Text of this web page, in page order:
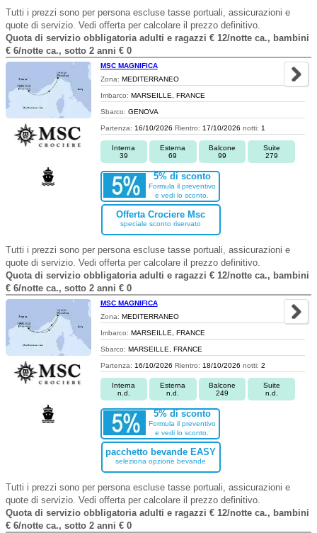
Tutti i prezzi sono per persona escluse tasse portuali, assicurazioni e
quote di servizio. Vedi offerta per calcolare il prezzo definitivo.
Quota di servizio obbligatoria adulti e ragazzi € 12/notte ca., bambini
€ 6/notte ca., sotto 2 anni € 0
MSC MAGNIFICA
Zona: MEDITERRANEO
Imbarco: MARSEILLE, FRANCE
Sbarco: GENOVA
Partenza: 16/10/2026 Rientro: 17/10/2026 notti: 1
Interna
39
Esterna
69
Balcone
99
Suite
279
5% di sconto
Formula il preventivo
e vedi lo sconto.
Offerta Crociere Msc
speciale sconto riservato
Tutti i prezzi sono per persona escluse tasse portuali, assicurazioni e
quote di servizio. Vedi offerta per calcolare il prezzo definitivo.
Quota di servizio obbligatoria adulti e ragazzi € 12/notte ca., bambini
€ 6/notte ca., sotto 2 anni € 0
MSC MAGNIFICA
Zona: MEDITERRANEO
Imbarco: MARSEILLE, FRANCE
Sbarco: MARSEILLE, FRANCE
Partenza: 16/10/2026 Rientro: 18/10/2026 notti: 2
Interna
n.d.
Esterna
n.d.
Balcone
249
Suite
n.d.
5% di sconto
Formula il preventivo
e vedi lo sconto.
pacchetto bevande EASY
seleziona opzione bevande
Tutti i prezzi sono per persona escluse tasse portuali, assicurazioni e
quote di servizio. Vedi offerta per calcolare il prezzo definitivo.
Quota di servizio obbligatoria adulti e ragazzi € 12/notte ca., bambini
€ 6/notte ca., sotto 2 anni € 0